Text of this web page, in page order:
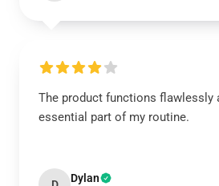
The product functions flawlessly
essential part of my routine.
Dylan